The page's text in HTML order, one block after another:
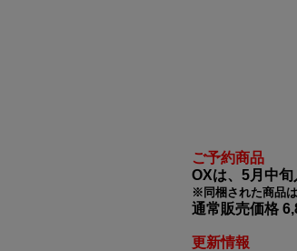
ご予約商品
OXは、5月中旬
※同梱された商品
通常販売価格
更新情報